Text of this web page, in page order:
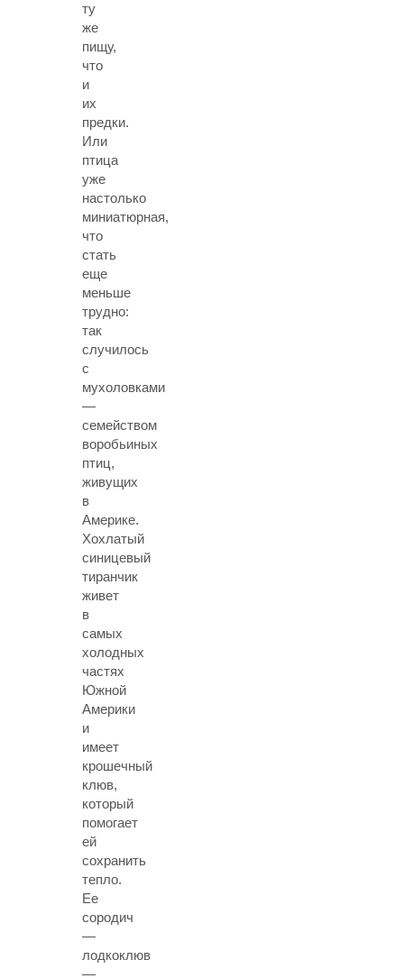
ту
же
пищу,
что
и
их
предки.
Или
птица
уже
настолько
миниатюрная,
что
стать
еще
меньше
трудно:
так
случилось
с
мухоловками
—
семейством
воробьиных
птиц,
живущих
в
Америке.
Хохлатый
синицевый
тиранчик
живет
в
самых
холодных
частях
Южной
Америки
и
имеет
крошечный
клюв,
который
помогает
ей
сохранить
тепло.
Ее
сородич
—
лодкоклюв
—